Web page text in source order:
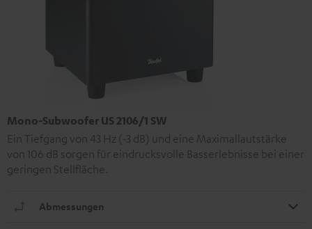
Mono-Subwoofer US 2106/1 SW
Ein Tiefgang von 43 Hz (-3 dB) und eine Maximallautstärke
von 106 dB sorgen für eindrucksvolle Basserlebnisse bei einer
geringen Stellfläche.
Abmessungen